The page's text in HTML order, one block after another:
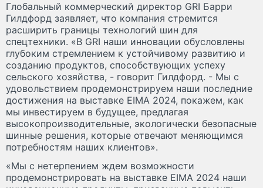
Глобальный коммерческий директор GRI Барри
Гилдфорд заявляет, что компания стремится
расширить границы технологий шин для
спецтехники. «В GRI наши инновации обусловлены
глубоким стремлением к устойчивому развитию и
созданию продуктов, способствующих успеху
сельского хозяйства, - говорит Гилдфорд. - Мы с
удовольствием продемонстрируем наши последние
достижения на выставке EIMA 2024, покажем, как
мы инвестируем в будущее, предлагая
высокопроизводительные, экологически безопасные
шинные решения, которые отвечают меняющимся
потребностям наших клиентов».
«Мы с нетерпением ждем возможности
продемонстрировать на выставке EIMA 2024 наши